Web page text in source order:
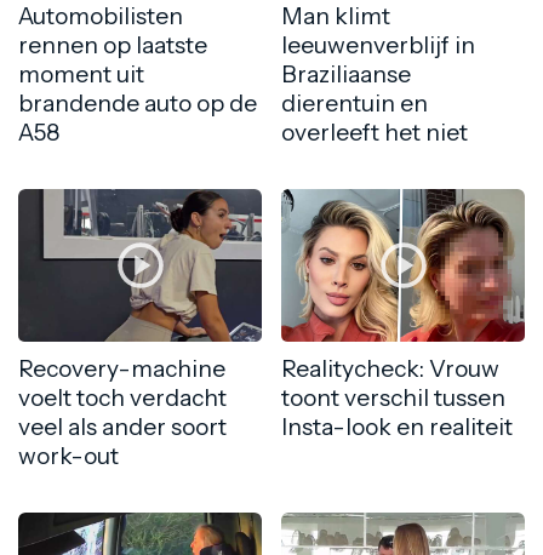
Automobilisten
rennen op laatste
moment uit
brandende auto op de
A58
Man klimt
leeuwenverblijf in
Braziliaanse
dierentuin en
overleeft het niet
Recovery-machine
voelt toch verdacht
veel als ander soort
work-out
Realitycheck: Vrouw
toont verschil tussen
Insta-look en realiteit